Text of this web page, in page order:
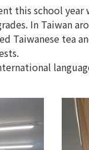
this school
In Taiwan
tea